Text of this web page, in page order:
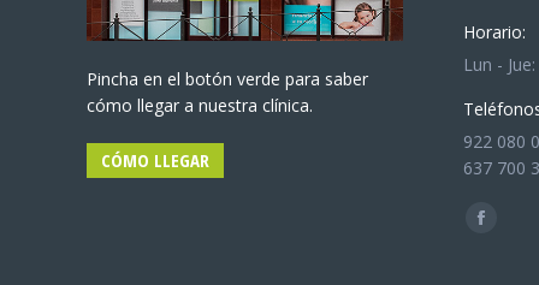
Pincha en el botón verde para saber
cómo llegar a nuestra clínica.
CÓMO LLEGAR
Horario:
Lun -
922 080
637 700